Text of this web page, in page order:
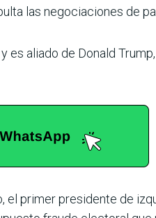
las negociaciones de
es aliado de Donald
el primer presidente de